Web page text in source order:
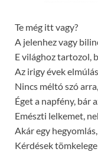
Te még itt vagy?
A jelenhez vagy
E világhoz tartozol,
Az irigy évek
Nincs méltó szó
Éget a napfény, bár
Emészti lelkemet,
Akár egy
Kérdések